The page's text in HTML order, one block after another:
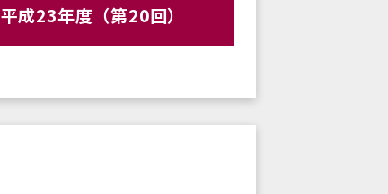
平成23年度（第20回）